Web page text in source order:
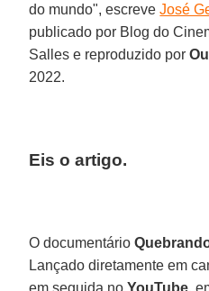
do mundo", escreveJosé
publicado por Blog do
Salles e reproduzido por
2022.
Eis o artigo.
O documentário
Lançado diretamente em
em seguida noYouTube,